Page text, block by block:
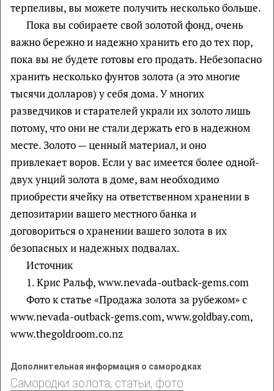
терпеливы, вы можете получить несколько больше.
Пока вы собираете свой золотой фонд, очень
важно бережно и надежно хранить его до тех пор,
пока вы не будете готовы его продать. Небезопасно
хранить несколько фунтов золота (а это многие
тысячи долларов) у себя дома. У многих
разведчиков и старателей украли их золото лишь
потому, что они не стали держать его в надежном
месте. Золото — ценный материал, и оно
привлекает воров. Если у вас имеется более одной-
двух унций золота в доме, вам необходимо
приобрести ячейку на ответственном хранении в
депозитарии вашего местного банка и
договориться о хранении вашего золота в их
безопасных и надежных подвалах.
Источник
1. Крис Ральф, www.nevada-outback-gems.com
Фото к статье «Продажа золота за рубежом» с
www.nevada-outback-gems.com, www.goldbay.com,
www.thegoldroom.co.nz
Дополнительная информация о самородках
Самородки золота, статьи, фото